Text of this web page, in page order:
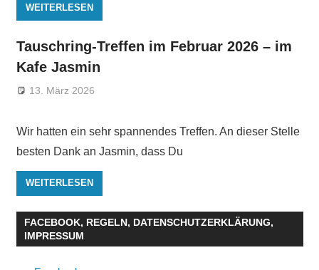
WEITERLESEN
Tauschring-Treffen im Februar 2026 – im
Kafe Jasmin
13. März 2026
Wir hatten ein sehr spannendes Treffen. An dieser Stelle
besten Dank an Jasmin, dass Du
WEITERLESEN
FACEBOOK, REGELN, DATENSCHUTZERKLÄRUNG,
IMPRESSUM